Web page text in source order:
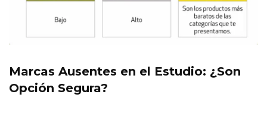
Marcas Ausentes en el Estudio: ¿Son
Opción Segura?